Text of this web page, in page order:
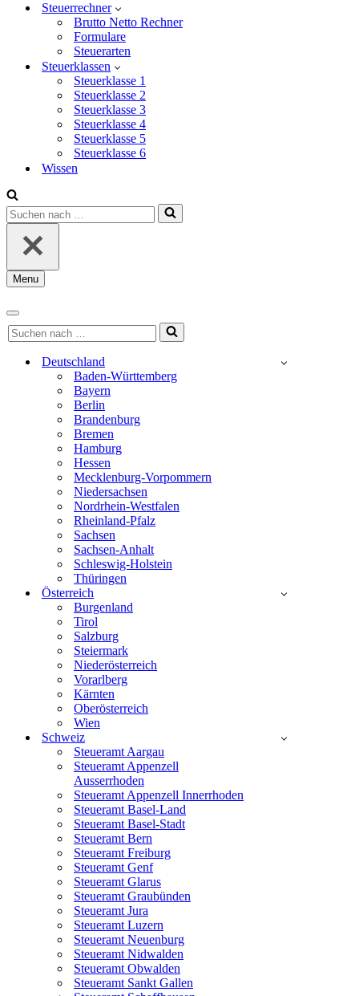
Steuerrechner
Brutto Netto Rechner
Formulare
Steuerarten
Steuerklassen
Steuerklasse 1
Steuerklasse 2
Steuerklasse 3
Steuerklasse 4
Steuerklasse 5
Steuerklasse 6
Wissen
Suchen
nach …
Menu
Navigationsmenü
Navigationsmenü
Suchen
nach …
Deutschland
Baden-Württemberg
Bayern
Berlin
Brandenburg
Bremen
Hamburg
Hessen
Mecklenburg-Vorpommern
Niedersachsen
Nordrhein-Westfalen
Rheinland-Pfalz
Sachsen
Sachsen-Anhalt
Schleswig-Holstein
Thüringen
Österreich
Burgenland
Tirol
Salzburg
Steiermark
Niederösterreich
Vorarlberg
Kärnten
Oberösterreich
Wien
Schweiz
Steueramt Aargau
Steueramt Appenzell
Ausserrhoden
Steueramt Appenzell Innerrhoden
Steueramt Basel-Land
Steueramt Basel-Stadt
Steueramt Bern
Steueramt Freiburg
Steueramt Genf
Steueramt Glarus
Steueramt Graubünden
Steueramt Jura
Steueramt Luzern
Steueramt Neuenburg
Steueramt Nidwalden
Steueramt Obwalden
Steueramt Sankt Gallen